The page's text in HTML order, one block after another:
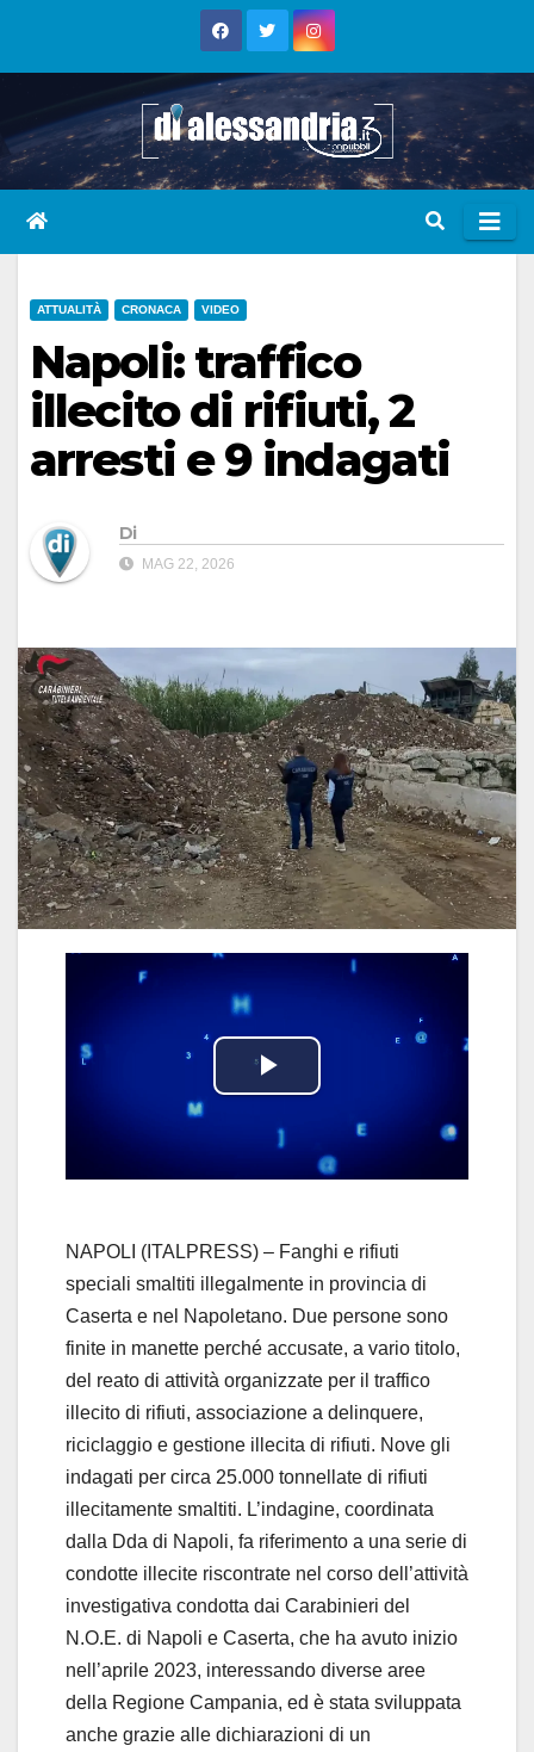
ATTUALITÀ CRONACA VIDEO
Napoli: traffico
illecito di rifiuti, 2
arresti e 9 indagati
Di
MAG 22, 2026
P
l
y
V
i
d
e
o
NAPOLI (ITALPRESS) – Fanghi e rifiuti
speciali smaltiti illegalmente in provincia di
Caserta e nel Napoletano. Due persone sono
finite in manette perché accusate, a vario titolo,
del reato di attività organizzate per il traffico
illecito di rifiuti, associazione a delinquere,
riciclaggio e gestione illecita di rifiuti. Nove gli
indagati per circa 25.000 tonnellate di rifiuti
illecitamente smaltiti. L’indagine, coordinata
dalla Dda di Napoli, fa riferimento a una serie di
condotte illecite riscontrate nel corso dell’attività
investigativa condotta dai Carabinieri del
N.O.E. di Napoli e Caserta, che ha avuto inizio
nell’aprile 2023, interessando diverse aree
della Regione Campania, ed è stata sviluppata
anche grazie alle dichiarazioni di un